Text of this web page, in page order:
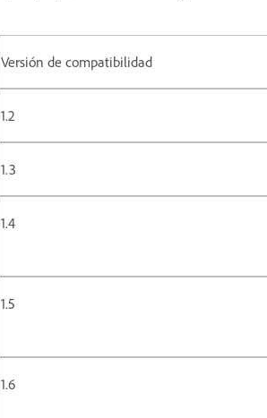
Versión de compatibilidad
1.2
1.3
1.4
1.5
1.6